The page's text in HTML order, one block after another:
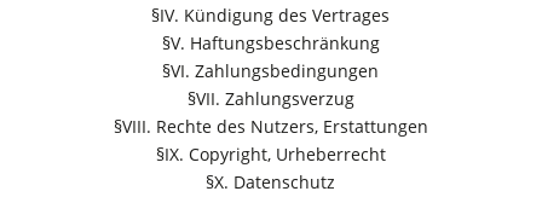
§IV. Kündigung des Vertrages
§V. Haftungsbeschränkung
§VI. Zahlungsbedingungen
§VII. Zahlungsverzug
§VIII. Rechte des Nutzers, Erstattungen
§IX. Copyright, Urheberrecht
§X. Datenschutz